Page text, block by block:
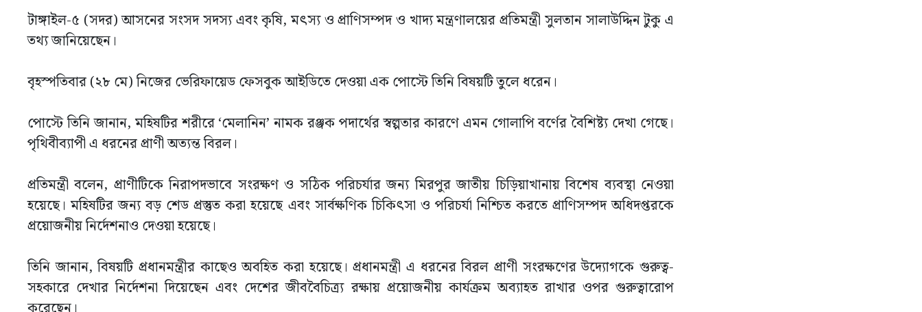
টাঙ্গাইল-৫ (সদর) আসনের সংসদ সদস্য এবং কৃষি, মৎস্য ও প্রাণিসম্পদ ও খাদ্য মন্ত্রণালয়ের প্রতিমন্ত্রী সুলতান সালাউদ্দিন টুকু এ
তথ্য জানিয়েছেন।
বৃহস্পতিবার (২৮ মে) নিজের ভেরিফায়েড ফেসবুক আইডিতে দেওয়া এক পোস্টে তিনি বিষয়টি তুলে ধরেন।
পোস্টে তিনি জানান, মহিষটির শরীরে ‘মেলানিন’ নামক রঞ্জক পদার্থের স্বল্পতার কারণে এমন গোলাপি বর্ণের বৈশিষ্ট্য দেখা গেছে।
পৃথিবীব্যাপী এ ধরনের প্রাণী অত্যন্ত বিরল।
প্রতিমন্ত্রী বলেন, প্রাণীটিকে নিরাপদভাবে সংরক্ষণ ও সঠিক পরিচর্যার জন্য মিরপুর জাতীয় চিড়িয়াখানায় বিশেষ ব্যবস্থা নেওয়া
হয়েছে। মহিষটির জন্য বড় শেড প্রস্তুত করা হয়েছে এবং সার্বক্ষণিক চিকিৎসা ও পরিচর্যা নিশ্চিত করতে প্রাণিসম্পদ অধিদপ্তরকে
প্রয়োজনীয় নির্দেশনাও দেওয়া হয়েছে।
তিনি জানান, বিষয়টি প্রধানমন্ত্রীর কাছেও অবহিত করা হয়েছে। প্রধানমন্ত্রী এ ধরনের বিরল প্রাণী সংরক্ষণের উদ্যোগকে গুরুত্ব-
সহকারে দেখার নির্দেশনা দিয়েছেন এবং দেশের জীববৈচিত্র্য রক্ষায় প্রয়োজনীয় কার্যক্রম অব্যাহত রাখার ওপর গুরুত্বারোপ